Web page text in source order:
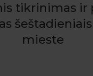
tikrinimas ir
mieste